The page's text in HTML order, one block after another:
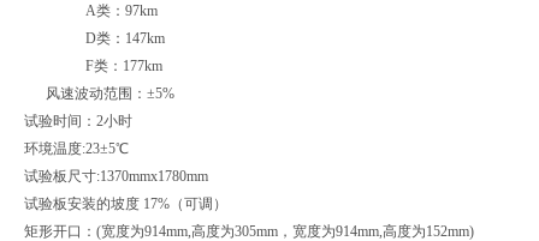
A类：97km
D类：147km
F类：177km
风速波动范围：±5%
试验时间：2小时
环境温度:23±5℃
试验板尺寸:1370mmx1780mm
试验板安装的坡度 17%（可调）
矩形开口：(宽度为914mm,高度为305mm，宽度为914mm,高度为152mm)